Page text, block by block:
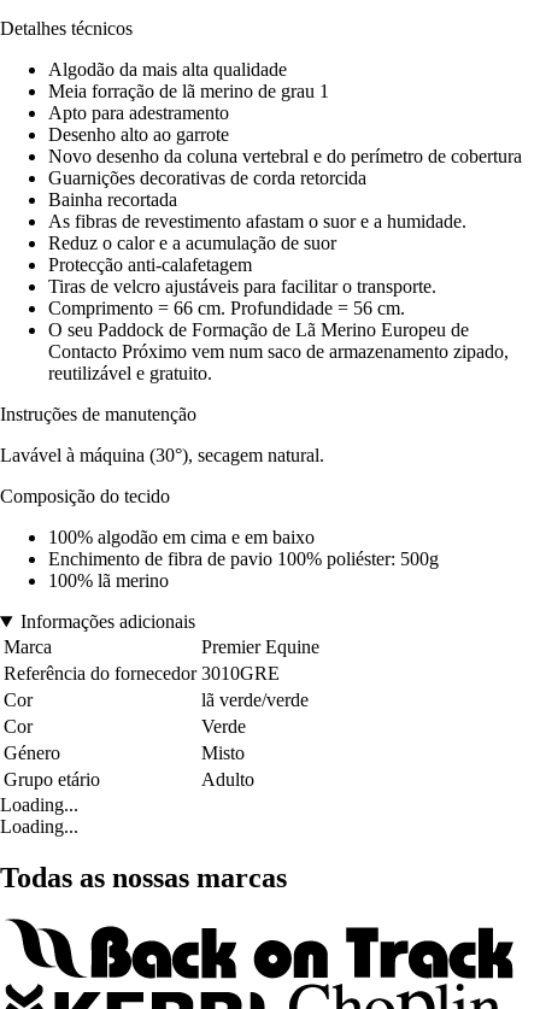
Detalhes técnicos
Algodão da mais alta qualidade
Meia forração de lã merino de grau 1
Apto para adestramento
Desenho alto ao garrote
Novo desenho da coluna vertebral e do perímetro de cobertura
Guarnições decorativas de corda retorcida
Bainha recortada
As fibras de revestimento afastam o suor e a humidade.
Reduz o calor e a acumulação de suor
Protecção anti-calafetagem
Tiras de velcro ajustáveis para facilitar o transporte.
Comprimento = 66 cm. Profundidade = 56 cm.
O seu Paddock de Formação de Lã Merino Europeu de
Contacto Próximo vem num saco de armazenamento zipado,
reutilizável e gratuito.
Instruções de manutenção
Lavável à máquina (30°), secagem natural.
Composição do tecido
100% algodão em cima e em baixo
Enchimento de fibra de pavio 100% poliéster: 500g
100% lã merino
Informações adicionais
Marca
Premier Equine
Referência do fornecedor 3010GRE
Cor
lã verde/verde
Cor
Verde
Género
Misto
Grupo etário
Adulto
Loading...
Loading...
Todas as nossas marcas